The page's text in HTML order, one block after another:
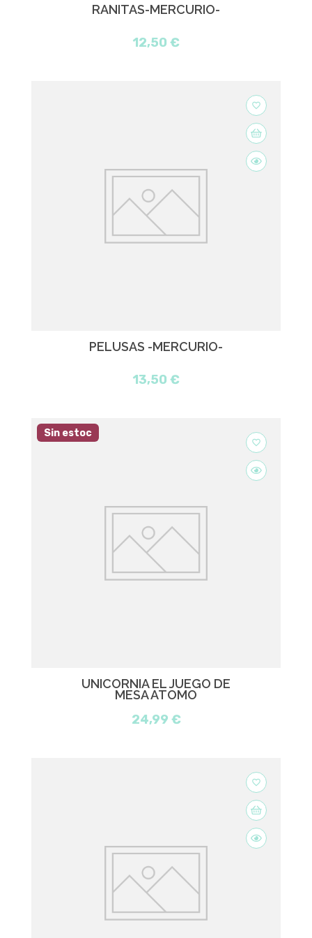
RANITAS-MERCURIO-
12,50 €
favorite_border
PELUSAS -MERCURIO-
13,50 €
favorite_border
UNICORNIA EL JUEGO DE
MESA ATOMO
Sin estoc
24,99 €
favorite_border